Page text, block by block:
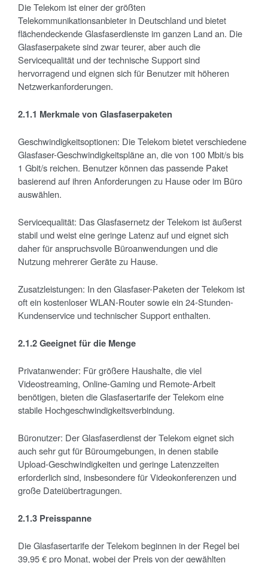
Die Telekom ist einer der größten
Telekommunikationsanbieter in Deutschland und bietet
flächendeckende Glasfaserdienste im ganzen Land an. Die
Glasfaserpakete sind zwar teurer, aber auch die
Servicequalität und der technische Support sind
hervorragend und eignen sich für Benutzer mit höheren
Netzwerkanforderungen.
2.1.1 Merkmale von Glasfaserpaketen
Geschwindigkeitsoptionen: Die Telekom bietet verschiedene
Glasfaser-Geschwindigkeitspläne an, die von 100 Mbit/s bis
1 Gbit/s reichen. Benutzer können das passende Paket
basierend auf ihren Anforderungen zu Hause oder im Büro
auswählen.
Servicequalität: Das Glasfasernetz der Telekom ist äußerst
stabil und weist eine geringe Latenz auf und eignet sich
daher für anspruchsvolle Büroanwendungen und die
Nutzung mehrerer Geräte zu Hause.
Zusatzleistungen: In den Glasfaser-Paketen der Telekom ist
oft ein kostenloser WLAN-Router sowie ein 24-Stunden-
Kundenservice und technischer Support enthalten.
2.1.2 Geeignet für die Menge
Privatanwender: Für größere Haushalte, die viel
Videostreaming, Online-Gaming und Remote-Arbeit
benötigen, bieten die Glasfasertarife der Telekom eine
stabile Hochgeschwindigkeitsverbindung.
Büronutzer: Der Glasfaserdienst der Telekom eignet sich
auch sehr gut für Büroumgebungen, in denen stabile
Upload-Geschwindigkeiten und geringe Latenzzeiten
erforderlich sind, insbesondere für Videokonferenzen und
große Dateiübertragungen.
2.1.3 Preisspanne
Die Glasfasertarife der Telekom beginnen in der Regel bei
39,95 € pro Monat, wobei der Preis von der gewählten